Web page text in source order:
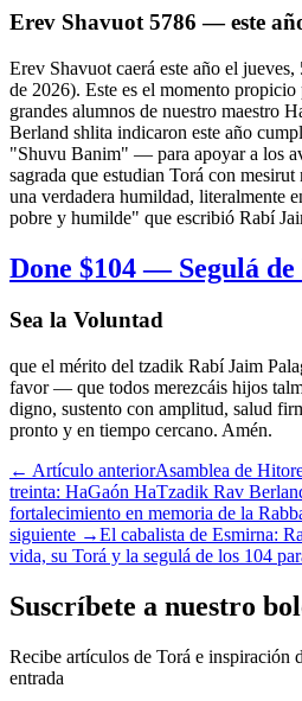
Erev Shavuot 5786 — este
Erev Shavuot caerá este año el
de 2026). Este es el momento
grandes alumnos de nuestro maestro
Berland shlita indicaron este año
"Shuvu Banim" — para apoyar a los
sagrada que estudian Torá con
una verdadera humildad, literalmente
pobre y humilde" que escribió Rabí
Done $104 — Segulá
Sea la Voluntad
que el mérito del tzadik Rabí Jaim
favor — que todos merezcáis hijos
digno, sustento con amplitud, salud
pronto y en tiempo cercano. Amén.
← Artículo anteriorAsamblea de
treinta: HaGaón HaTzadik Rav
fortalecimiento en memoria de la
siguiente →El cabalista de Esmirna:
vida, su Torá y la segulá de los 104
Suscríbete a nuestro
Recibe artículos de Torá e inspiración
entrada